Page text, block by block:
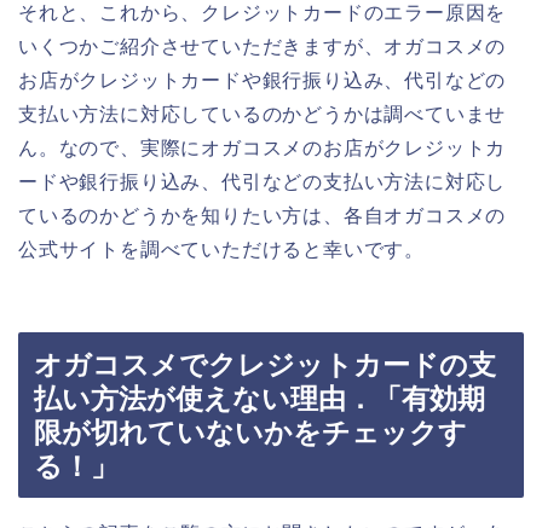
それと、これから、クレジットカードのエラー原因を
いくつかご紹介させていただきますが、オガコスメの
お店がクレジットカードや銀行振り込み、代引などの
支払い方法に対応しているのかどうかは調べていませ
ん。なので、実際にオガコスメのお店がクレジットカ
ードや銀行振り込み、代引などの支払い方法に対応し
ているのかどうかを知りたい方は、各自オガコスメの
公式サイトを調べていただけると幸いです。
オガコスメでクレジットカードの支
払い方法が使えない理由．「有効期
限が切れていないかをチェックす
る！」